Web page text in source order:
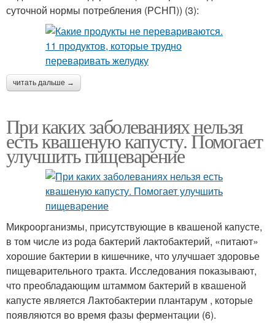
суточной нормы потребления (РСНП)) (3):
читать дальше →
При каких заболеваниях нельзя
есть квашеную капусту. Помогает
улучшить пищеварение
Микроорганизмы, присутствующие в квашеной капусте,
в том числе из рода бактерий лактобактерий, «питают»
хорошие бактерии в кишечнике, что улучшает здоровье
пищеварительного тракта. Исследования показывают,
что преобладающим штаммом бактерий в квашеной
капусте является Лактобактерии плантарум , которые
появляются во время фазы ферментации (6).